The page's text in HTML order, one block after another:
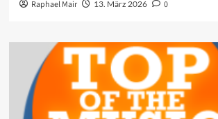
Raphael Mair 13. März 2026 0